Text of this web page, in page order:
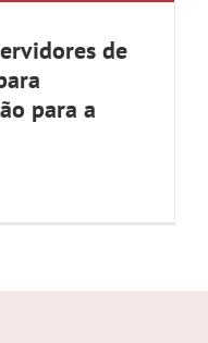
de
para a